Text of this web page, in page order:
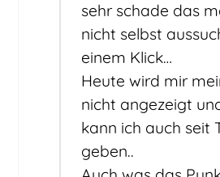
sehr schade das
nicht selbst
einem Klick…
Heute wird mir
nicht angezeigt
kann ich auch seit
geben..